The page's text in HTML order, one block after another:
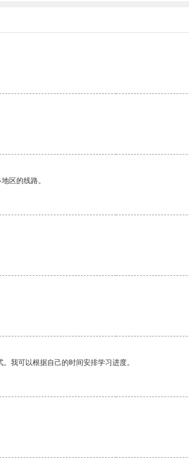
区的线路。
我可以根据自己的时间安排学习进度。